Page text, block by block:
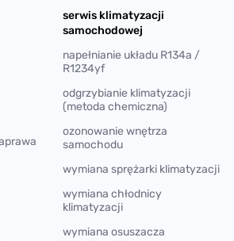
serwis klimatyzacji
samochodowej
napełnianie układu R134a /
R1234yf
odgrzybianie klimatyzacji
(metoda chemiczna)
ozonowanie wnętrza
samochodu
wymiana sprężarki klimatyzacji
wymiana chłodnicy
klimatyzacji
wymiana osuszacza